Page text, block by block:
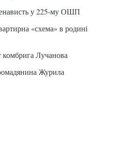
у 225-му ОШП
«схема» в родині
Лучанова
Журила